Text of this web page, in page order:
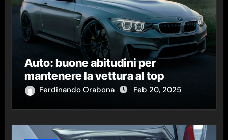
Auto: buone abitudini per
mantenere la vettura al top
Ferdinando Orabona Feb 20, 2025